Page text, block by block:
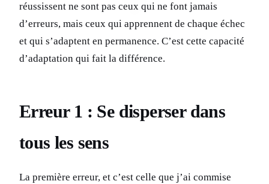
réussissent ne sont pas ceux qui ne font jamais
d’erreurs, mais ceux qui apprennent de chaque échec
et qui s’adaptent en permanence. C’est cette capacité
d’adaptation qui fait la différence.
Erreur 1 : Se disperser dans
tous les sens
La première erreur, et c’est celle que j’ai commise